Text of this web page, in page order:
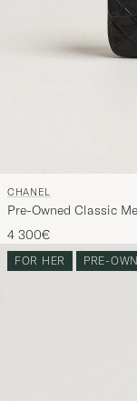
CHANEL
Pre-Owned Classic
4 300€
FOR HER PRE-